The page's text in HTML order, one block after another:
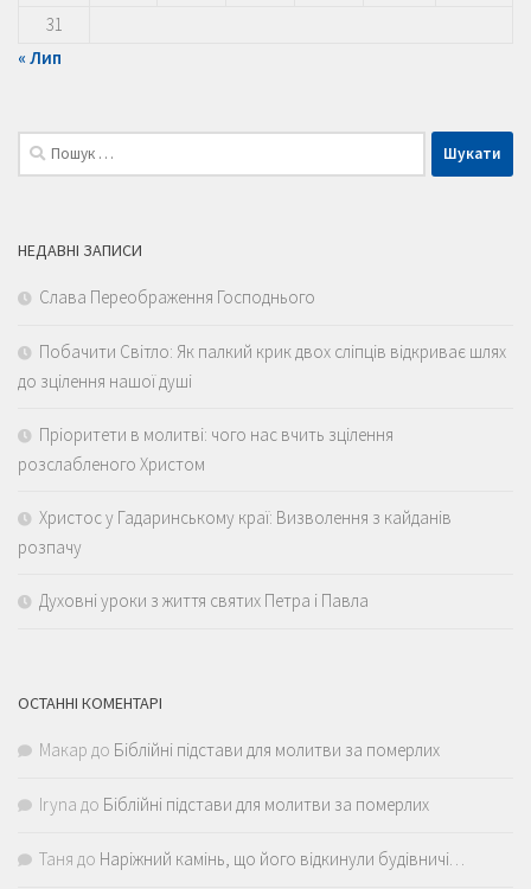
31
« Лип
Пошук:
НЕДАВНІ ЗАПИСИ
Слава Переображення Господнього
Побачити Світло: Як палкий крик двох сліпців відкриває шлях
до зцілення нашої душі
Пріоритети в молитві: чого нас вчить зцілення
розслабленого Христом
Христос у Гадаринському краї: Визволення з кайданів
розпачу
Духовні уроки з життя святих Петра і Павла
ОСТАННІ КОМЕНТАРІ
Макар до Біблійні підстави для молитви за померлих
Iryna до Біблійні підстави для молитви за померлих
Таня до Наріжний камінь, що його відкинули будівничі…